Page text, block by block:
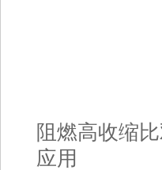
阻燃高收缩
应用